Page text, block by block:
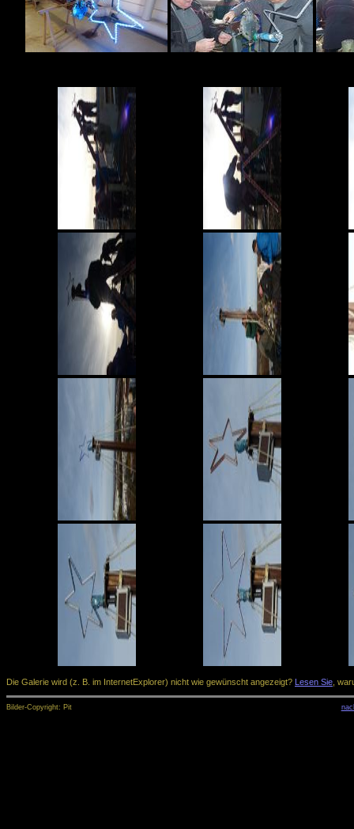
Die Galerie wird (z. B. im InternetExplorer) nicht wie gewünscht angezeigt? Lesen Sie ,
Bilder-Copyright: Pit